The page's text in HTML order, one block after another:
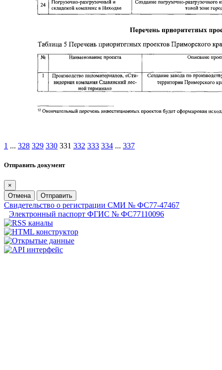
1 ... 328 329 330 331 332 333 334 ... 337
Отправить документ
×
Отмена
Отправить
Свидетельство о регистрации СМИ № ФС77-47467
Электронный паспорт ФГИС № ФС77110096